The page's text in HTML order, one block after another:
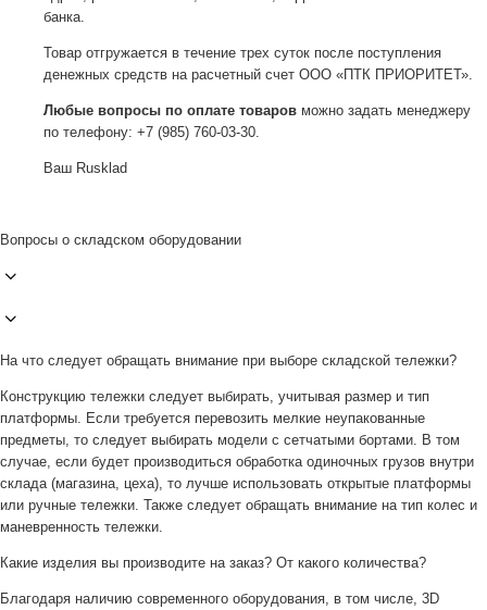
банка.
Товар отгружается в течение трех суток после поступления
денежных средств на расчетный счет ООО «ПТК ПРИОРИТЕТ».
Любые вопросы по оплате товаров можно задать менеджеру
по телефону: +7 (985) 760-03-30.
Ваш Rusklad
Вопросы о складском оборудовании
На что следует обращать внимание при выборе складской тележки?
Конструкцию тележки следует выбирать, учитывая размер и тип
платформы. Если требуется перевозить мелкие неупакованные
предметы, то следует выбирать модели с сетчатыми бортами. В том
случае, если будет производиться обработка одиночных грузов внутри
склада (магазина, цеха), то лучше использовать открытые платформы
или ручные тележки. Также следует обращать внимание на тип колес и
маневренность тележки.
Какие изделия вы производите на заказ? От какого количества?
Благодаря наличию современного оборудования, в том числе, 3D